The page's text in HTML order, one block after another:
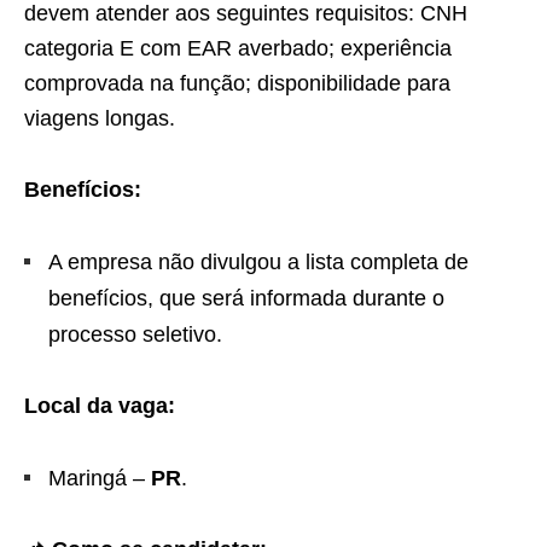
devem atender aos seguintes requisitos: CNH
categoria E com EAR averbado; experiência
comprovada na função; disponibilidade para
viagens longas.
Benefícios:
A empresa não divulgou a lista completa de
benefícios, que será informada durante o
processo seletivo.
Local da vaga:
Maringá – PR.